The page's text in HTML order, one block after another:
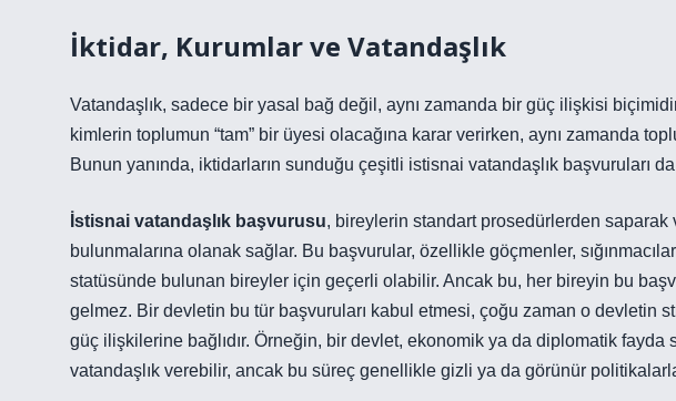
İktidar, Kurumlar ve Vatandaşlık
Vatandaşlık, sadece bir yasal bağ değil, aynı zamanda bir güç ilişkisi
kimlerin toplumun “tam” bir üyesi olacağına karar verirken, aynı zamanda
Bunun yanında, iktidarların sunduğu çeşitli istisnai vatandaşlık başvuruları
İstisnai vatandaşlık başvurusu, bireylerin standart prosedürlerden saparak
bulunmalarına olanak sağlar. Bu başvurular, özellikle göçmenler,
statüsünde bulunan bireyler için geçerli olabilir. Ancak bu, her bireyin bu
gelmez. Bir devletin bu tür başvuruları kabul etmesi, çoğu zaman o devletin
güç ilişkilerine bağlıdır. Örneğin, bir devlet, ekonomik ya da diplomatik fayda
vatandaşlık verebilir, ancak bu süreç genellikle gizli ya da görünür